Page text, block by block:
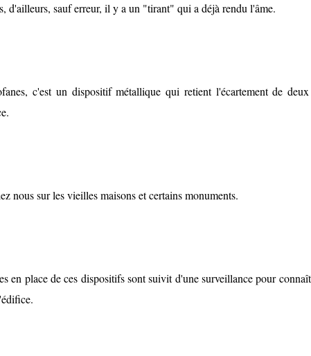
d'ailleurs, sauf erreur, il y a un "tirant" qui a déjà rendu l'âme.
c'est un dispositif métallique qui retient l'écartement de
nous sur les vieilles maisons et certains monuments.
en place de ces dispositifs sont suivit d'une surveillance pour